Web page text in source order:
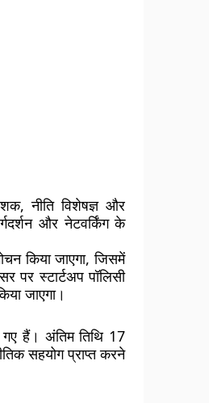
नीति विशेषज्ञ और
और नेटवर्किंग के
किया जाएगा, जिसमें
पर स्टार्टअप पॉलिसी
जाएगा।
हैं। अंतिम तिथि 17
सहयोग प्राप्त करने